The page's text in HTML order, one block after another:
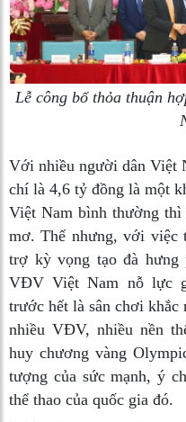
Lễ công bố thỏa thuận
Với nhiều người dân Việt
chí là 4,6 tỷ đồng là một
Việt Nam bình thường
mơ. Thế nhưng, với việc
trợ kỳ vọng tạo đà hưng
VĐV Việt Nam nỗ lực
trước hết là sân chơi
nhiều VĐV, nhiều nền
huy chương vàng
tượng của sức mạnh, ý
thể thao của quốc gia đó.